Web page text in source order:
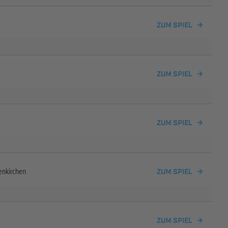
ZUM SPIEL
ZUM SPIEL
ZUM SPIEL
ZUM SPIEL
ZUM SPIEL